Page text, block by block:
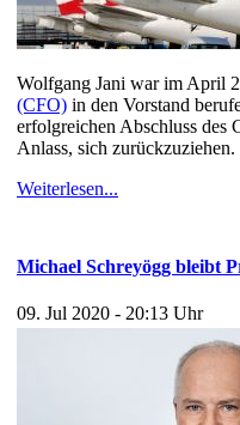
Wolfgang Jani war im April
(CFO) in den Vorstand
erfolgreichen Abschluss des
Anlass, sich zurückzuziehen.
Weiterlesen...
Michael Schreyögg bleibt
09. Jul 2020 - 20:13 Uhr